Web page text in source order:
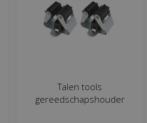
Talen tools
gereedschapshouder